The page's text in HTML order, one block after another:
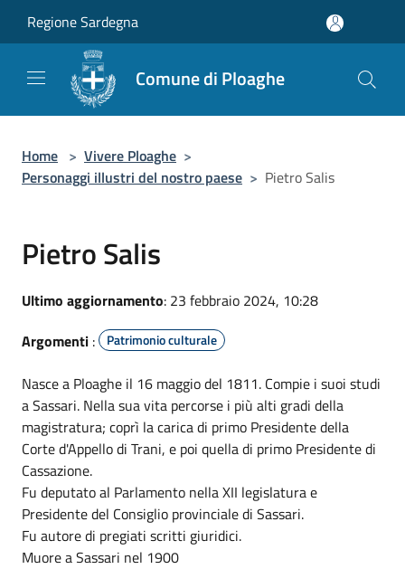
Regione Sardegna
Comune di Ploaghe
Home > Vivere Ploaghe >
Personaggi illustri del nostro paese > Pietro Salis
Pietro Salis
Ultimo aggiornamento: 23 febbraio 2024, 10:28
Argomenti : Patrimonio culturale
Nasce a Ploaghe il 16 maggio del 1811. Compie i suoi studi
a Sassari. Nella sua vita percorse i più alti gradi della
magistratura; coprì la carica di primo Presidente della
Corte d'Appello di Trani, e poi quella di primo Presidente di
Cassazione.
Fu deputato al Parlamento nella XII legislatura e
Presidente del Consiglio provinciale di Sassari.
Fu autore di pregiati scritti giuridici.
Muore a Sassari nel 1900